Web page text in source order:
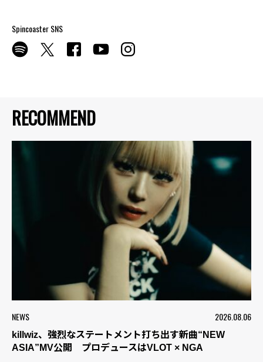
RECOMMEND
NEWS 2026.08.06
killwiz、強烈なステートメント打ち出す新曲“NEW
ASIA”MV公開 プロデュースはVLOT × NGA
Spincoaster SNS